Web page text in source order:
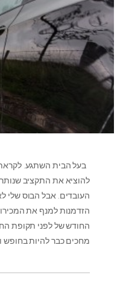
בעל הבית השתגע.
להוציא את התקציב שנותר
העובדים. אבל הבוס שלי
הזדמנות למנף את
החודש של לפני תקופת
מחכים כבר להיות בחופש